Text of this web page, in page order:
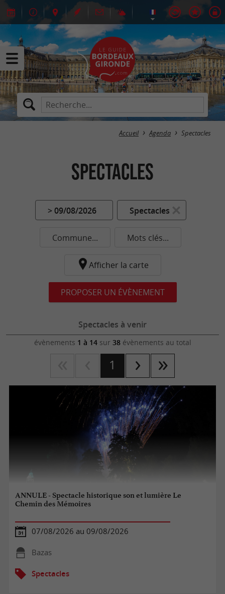
Accueil Agenda Spectacles
Spectacles
> 09/08/2026 Spectacles
Commune... Mots clés...
Afficher la carte
PROPOSER UN ÉVÈNEMENT
Spectacles à venir
évènements 1 à 14sur 38évènements au total
1
ANNULE - Spectacle historique son et lumière Le
Chemin des Mémoires
07/08/2026 au 09/08/2026
Bazas
Spectacles